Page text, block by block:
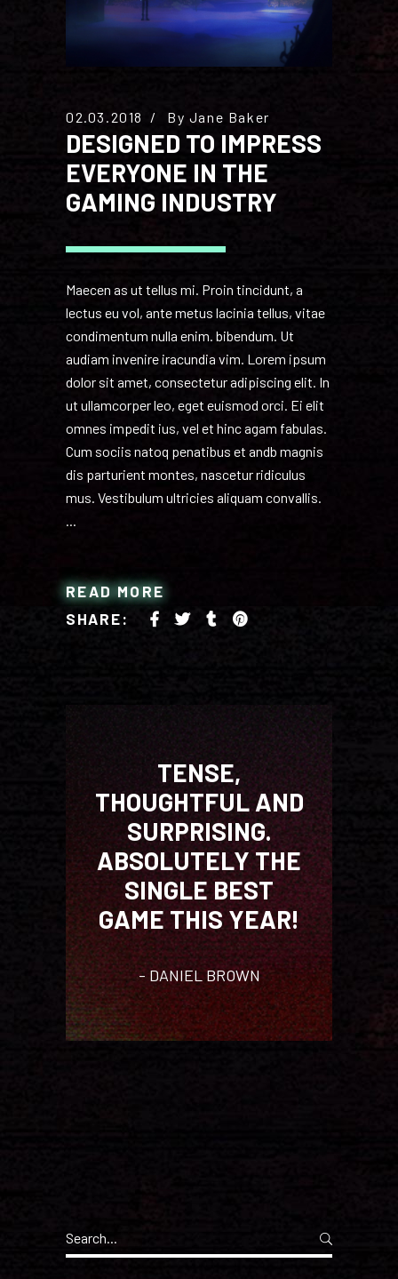
02.03.2018 By Jane Baker
DESIGNED TO IMPRESS
EVERYONE IN THE
GAMING INDUSTRY
Maecen as ut tellus mi. Proin tincidunt, a
lectus eu vol, ante metus lacinia tellus, vitae
condimentum nulla enim. bibendum. Ut
audiam invenire iracundia vim. Lorem ipsum
dolor sit amet, consectetur adipiscing elit. In
ut ullamcorper leo, eget euismod orci. Ei elit
omnes impedit ius, vel et hinc agam fabulas.
Cum sociis natoq penatibus et andb magnis
dis parturient montes, nascetur ridiculus
mus. Vestibulum ultricies aliquam convallis.
READ MORE
SHARE:
TENSE,
THOUGHTFUL AND
SURPRISING.
ABSOLUTELY THE
SINGLE BEST
GAME THIS YEAR!
DANIEL BROWN
Search
for: